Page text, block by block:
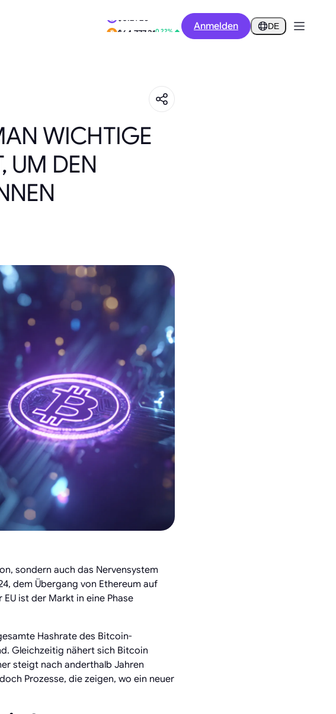
Anmelden DE
WICHTIGE
UM DEN
sondern auch das Nervensystem
dem Übergang von Ethereum auf
ist der Markt in eine Phase
Hashrate des Bitcoin-
Gleichzeitig nähert sich Bitcoin
steigt nach anderthalb Jahren
Prozesse, die zeigen, wo ein neuer